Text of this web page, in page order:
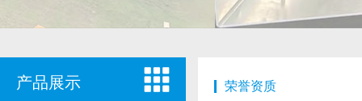
产品展示 荣誉资质